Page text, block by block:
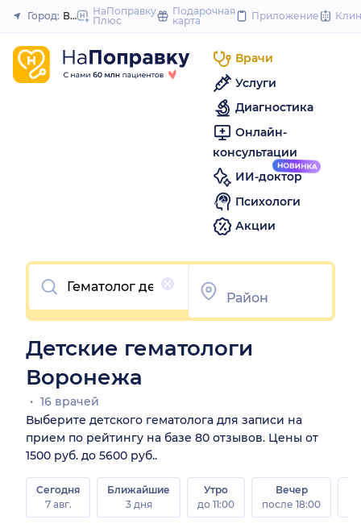
to
Закрыть
Город: ВоронежНаПоправку
Плюс
Подарочная
карта
Приложение
Врачи
Услуги
Диагностика
Онлайн-
консультации
ИИ-доктор
Психологи
Акции
Очистить
Детские гематологи
Воронежа
16 врачей
Выберите детского гематолога для записи на
прием по рейтингу на базе 80 отзывов. Цены от
1500 руб. до 5600 руб..
Сегодня
7 авг.
Ближайшие
3 дня
Утро
до 11:00
Вечер
после 18:00